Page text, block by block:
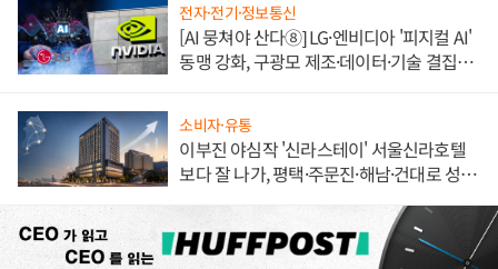
전자·전기·정보통신
[AI 뭉쳐야 산다⑧] LG·엔비디아 '피지컬 AI'
동맹 강화, 구광모 제조·데이터·기술 결집
소비자·유통
이부진 야심작 '신라스테이' 서울신라호텔
보다 잘 나가, 평택·주문진·해남·건대로 성